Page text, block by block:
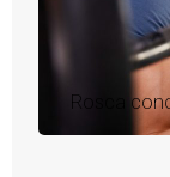
Rosca